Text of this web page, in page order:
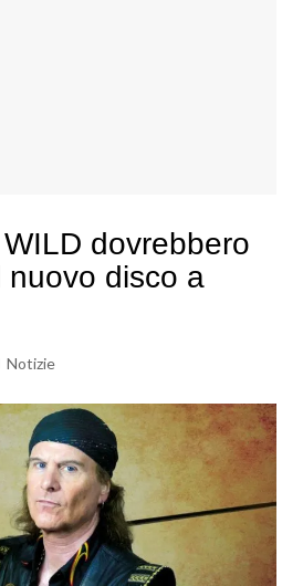
dovrebbero
nuovo disco a
Notizie